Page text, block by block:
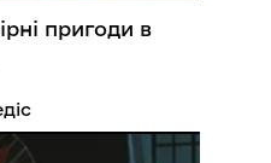
пригоди в